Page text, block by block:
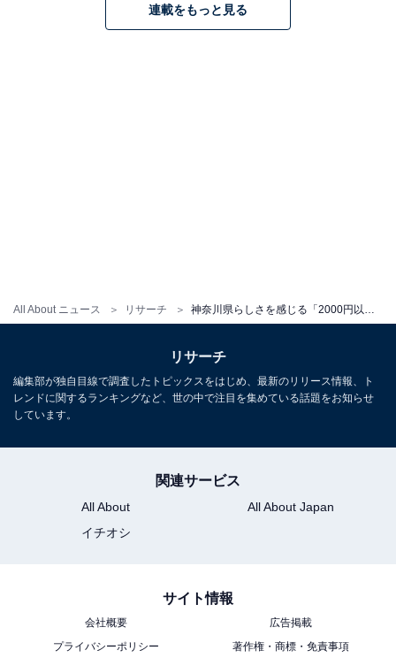
All About ニュース リサーチ
連載をもっと見る
リサーチ
編集部が独自目線で調査したトピックスをはじめ、最新のリリース情報、ト
レンドに関するランキングなど、世の中で注目を集めている話題をお知らせ
しています。
関連サービス
All About
All About Japan
イチオシ
サイト情報
会社概要
広告掲載
プライバシーポリシー
著作権・商標・免責事項